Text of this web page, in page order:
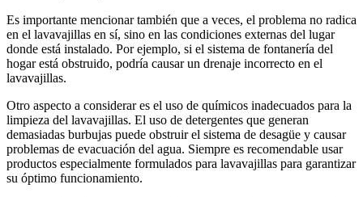
Es importante mencionar también que a veces, el problema no radica
en el lavavajillas en sí, sino en las condiciones externas del lugar
donde está instalado. Por ejemplo, si el sistema de fontanería del
hogar está obstruido, podría causar un drenaje incorrecto en el
lavavajillas.
Otro aspecto a considerar es el uso de químicos inadecuados para la
limpieza del lavavajillas. El uso de detergentes que generan
demasiadas burbujas puede obstruir el sistema de desagüe y causar
problemas de evacuación del agua. Siempre es recomendable usar
productos especialmente formulados para lavavajillas para garantizar
su óptimo funcionamiento.